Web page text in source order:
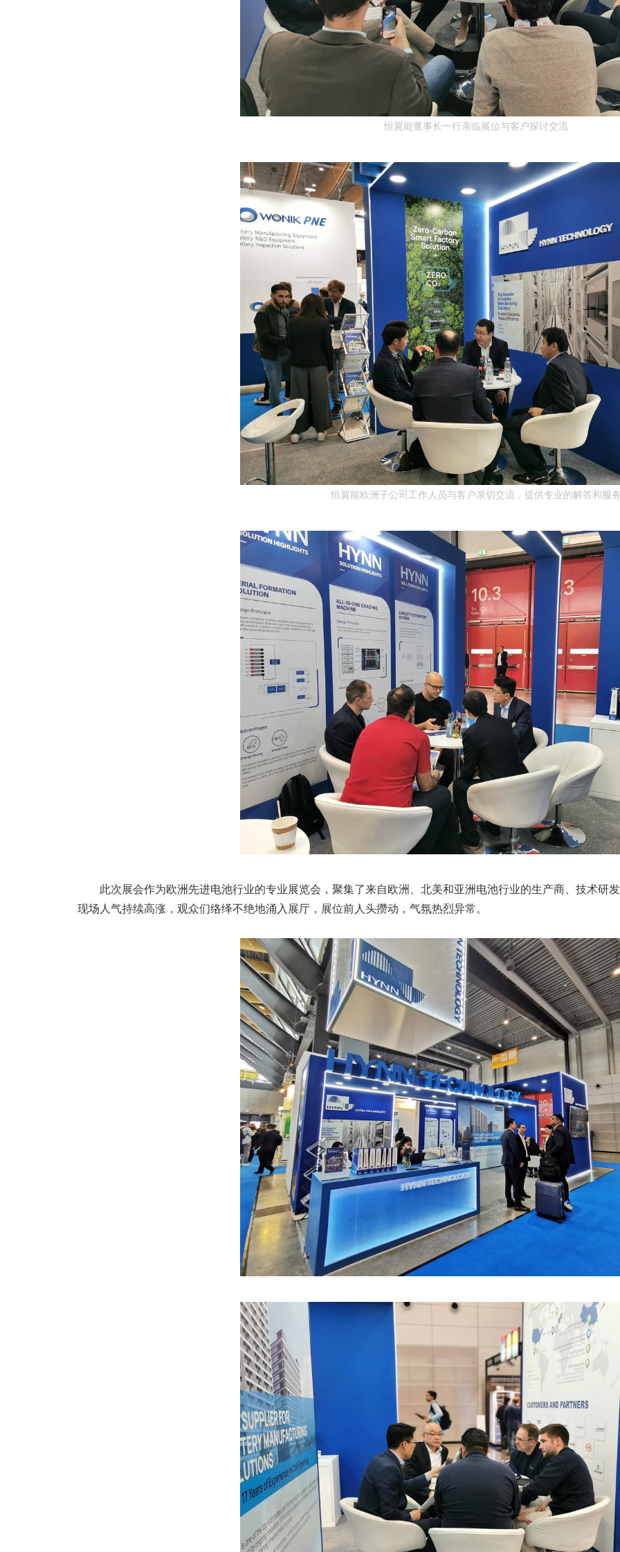
恒翼能董事长一行亲临展位与客户探讨交流
恒翼能欧洲子公司工作人员与客户亲切交流，提供专业的解答和服
此次展会作为欧洲先进电池行业的专业展览会，聚集了来自欧洲、北美和亚洲电池行业的生产商、技术研
现场人气持续高涨，观众们络绎不绝地涌入展厅，展位前人头攒动，气氛热烈异常。